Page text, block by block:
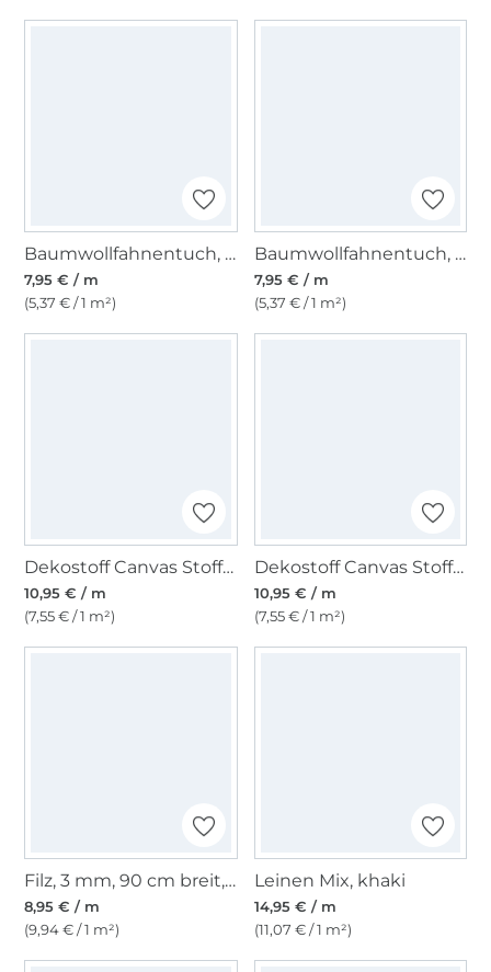
Baumwollfahnentuch, creme
7,95 € / m
(5,37 € / 1 m²)
Baumwollfahnentuch, hellrosa
7,95 € / m
(5,37 € / 1 m²)
Dekostoff Canvas Stoff uni, grasgrün
10,95 € / m
(7,55 € / 1 m²)
Dekostoff Canvas Stoff uni, gelb
10,95 € / m
(7,55 € / 1 m²)
Filz, 3 mm, 90 cm breit, dunkelgrün
8,95 € / m
(9,94 € / 1 m²)
Leinen Mix, khaki
14,95 € / m
(11,07 € / 1 m²)